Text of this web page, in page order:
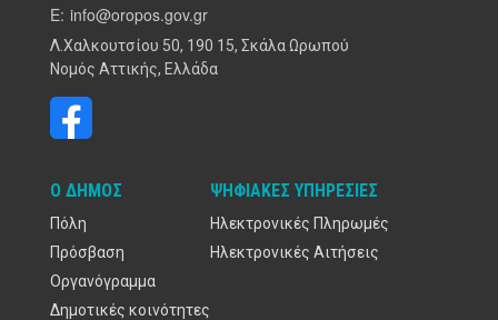
E: info@oropos.gov.gr
Λ.Χαλκουτσίου 50, 190 15, Σκάλα Ωρωπού
Νομός Αττικής, Ελλάδα
Ο ΔΉΜΟΣ
Πόλη
Πρόσβαση
Οργανόγραμμα
Δημοτικές κοινότητες
ΨΗΦΙΑΚΈΣ ΥΠΗΡΕΣΊΕΣ
Ηλεκτρονικές Πληρωμές
Ηλεκτρονικές Αιτήσεις